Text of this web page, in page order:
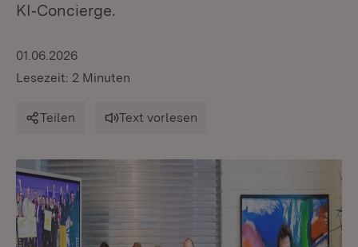
KI‑Concierge.
01.06.2026
Lesezeit: 2 Minuten
Teilen Text vorlesen